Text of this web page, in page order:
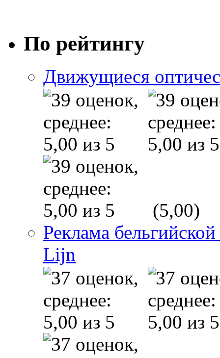
По рейтингу
Движущиеся
(5,00)
Реклама
Lijn